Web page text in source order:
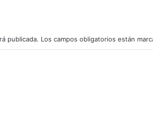
publicada. Los campos obligatorios están